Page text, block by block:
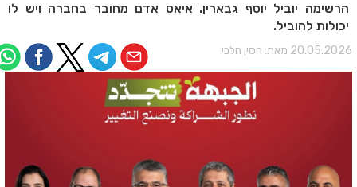
הרשימה יוביל יוסף גבארין. איאס אדם מחובר בחברה ויש לו
יכולות להוביל.
מאת: חסין חלבי